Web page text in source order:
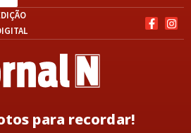
para recordar!